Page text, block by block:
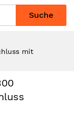
Suche
mit